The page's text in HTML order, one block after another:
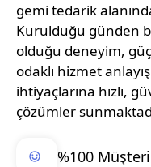
gemi tedarik
Kurulduğu günden
olduğu deneyim,
odaklı hizmet
ihtiyaçlarına hızlı,
çözümler
%100